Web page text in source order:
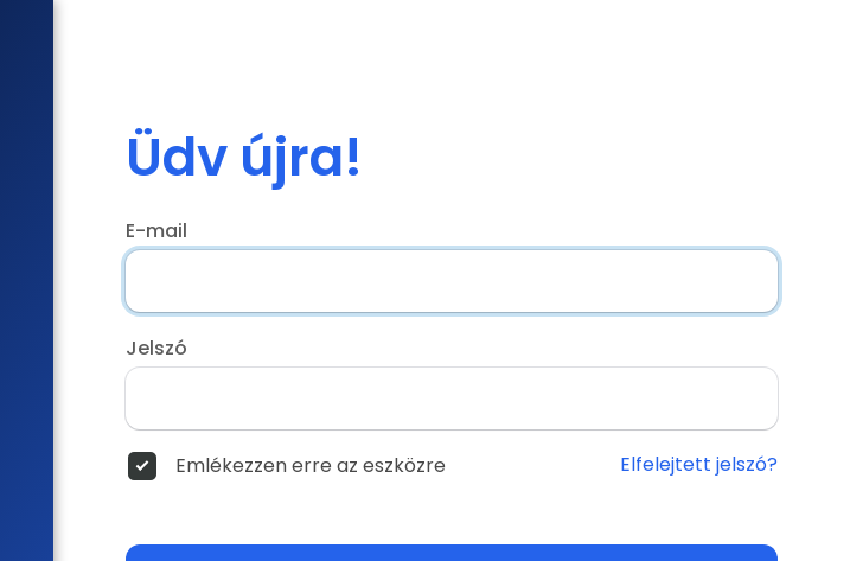
Üdv újra!
E-mail
Jelszó
Emlékezzen erre az eszközre Elfelejtett jelszó?